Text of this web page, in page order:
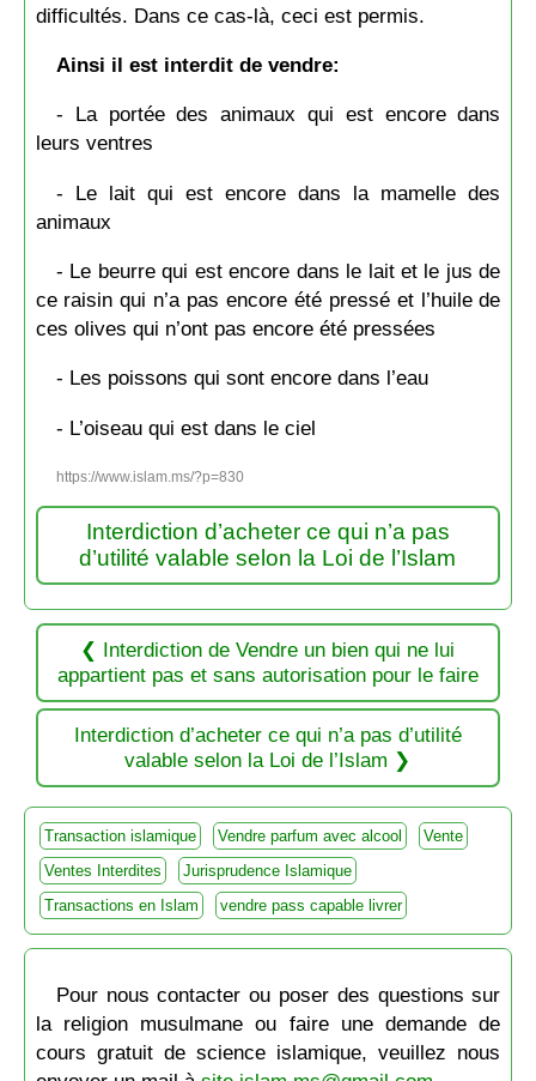
difficultés. Dans ce cas-là, ceci est permis.
Ainsi il est interdit de vendre:
- La portée des animaux qui est encore dans
leurs ventres
- Le lait qui est encore dans la mamelle des
animaux
- Le beurre qui est encore dans le lait et le jus de
ce raisin qui n’a pas encore été pressé et l’huile de
ces olives qui n’ont pas encore été pressées
- Les poissons qui sont encore dans l’eau
- L’oiseau qui est dans le ciel
https://www.islam.ms/?p=830
Interdiction d’acheter ce qui n’a pas
d’utilité valable selon la Loi de l’Islam
Interdiction de Vendre un bien qui ne lui
appartient pas et sans autorisation pour le faire
Interdiction d’acheter ce qui n’a pas d’utilité
valable selon la Loi de l’Islam
Transaction islamique Vendre parfum avec alcool
Vente
Ventes Interdites
Jurisprudence Islamique
Transactions en Islam
vendre pass capable livrer
Pour nous contacter ou poser des questions sur
la religion musulmane ou faire une demande de
cours gratuit de science islamique, veuillez nous